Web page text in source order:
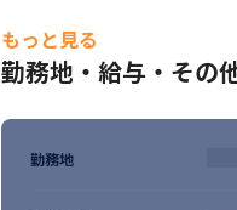
→当社に転職後：販売管理シス
・お客様や働く仲間など、相
・経営視点をもって仕事に取
もっと見る
勤務地・給与・その
勤務地